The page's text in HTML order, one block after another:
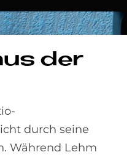
der
durch seine
Während Lehm